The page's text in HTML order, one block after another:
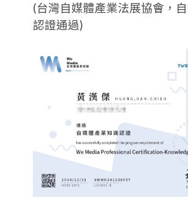
(台灣自媒體產業法展協會，
認證通過)